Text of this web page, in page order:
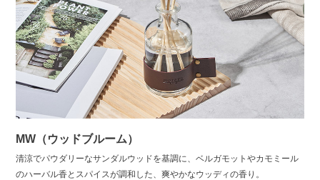
MW（ウッドブルーム）
清涼でパウダリーなサンダルウッドを基調に、ベルガモットやカモミール
のハーバル香とスパイスが調和した、爽やかなウッディの香り。